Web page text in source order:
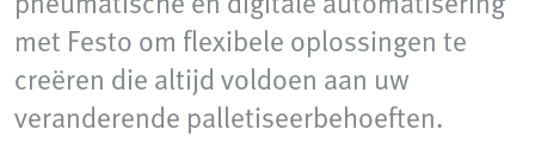
met Festo om flexibele oplossingen te
creëren die altijd voldoen aan uw
veranderende palletiseerbehoeften.